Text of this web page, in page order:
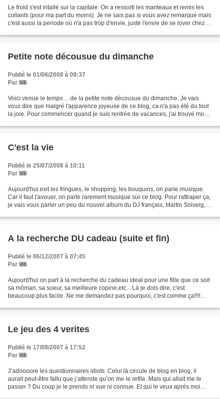
Le froid s'est intallé sur la capitale. On a ressorti les manteaux et remis les
collants (pour ma part du moins). Je ne sais pas si vous avez remarqué mais
c'est aussi la periode où n'a pas trop d'envie, juste l'envie de se lover chez
Petite note décousue du dimanche
Publié le 01/06/2008 à 09:37
Par lilli
Voici venue le temps ... de la petite note décousue du dimanche. Je vais
vous dire que malgré l'apparence joyeuse de ce blog, ca n'a pas été du tout
la joie. Pour commencer quand je suis rentrée de vacances, j'ai trouvé mon
C'est la vie
Publié le 25/07/2008 à 10:11
Par lilli
Aujourd'hui exit les fringues, le shopping, les bouquins, on parle musique.
Car il faut l'avouer, on parle rarement musique sur ce blog. Pour rattraper ça,
je vais vous parler un peu du nouvel album du DJ français, Martin Solveig,
A la recherche DU cadeau (suite et fin)
Publié le 06/12/2007 à 07:45
Par lilli
Aujourd'hui on part à la recherche du cadeau ideal pour une fille que ce soit
sa môman, sa soeur, sa meilleure copine,etc... Là je dois dire, c'est
beaucoup plus facile. Ne me demandez pas pourquoi, c'est comme ça!!!!
Le jeu des 4 verites
Publié le 17/08/2007 à 17:52
Par lilli
J’adoooore les questionnaires idiots. Celui là circule de blog en blog, il
aurait peut-être fallu que j’attende qu’on me le refile. Mais qui allait me le
passer ? Du coup je le prends ni vue ni connue. Et qui le veux après moi